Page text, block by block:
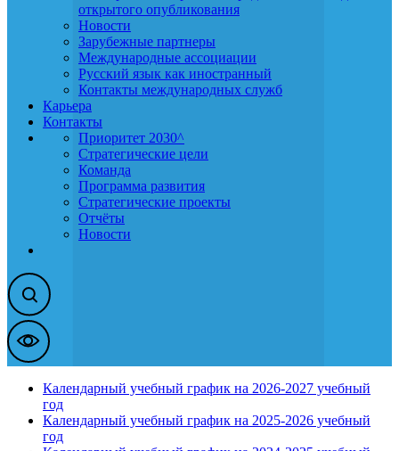
открытого опубликования
Новости
Зарубежные партнеры
Международные ассоциации
Русский язык как иностранный
Контакты международных служб
Карьера
Контакты
Приоритет 2030^
Стратегические цели
Команда
Программа развития
Стратегические проекты
Отчёты
Новости
Календарный учебный график на 2026-2027 учебный
год
Календарный учебный график на 2025-2026 учебный
год